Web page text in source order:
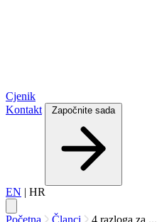
Cjenik
Kontakt
Započnite sada
EN | HR